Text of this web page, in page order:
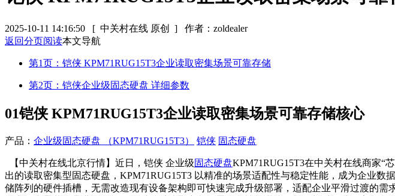
2025-10-11 14:16:50 [ 中关村在线 原创 ]
作者：zoldealer
返回分页阅读本文导航
第1页：铠侠 KPM71RUG15T3企业读取密集场景可靠存储
第2页：铠侠企业级固态硬盘 详细参数
01铠侠 KPM71RUG15T3企业读取密集场景可靠存储核心
产品： 企业级固态硬盘 （KPM71RUG15T3） 铠侠 固态硬盘
【中关村在线北京行情】近日，铠侠 企业级固态硬盘KPM71RUG15T3在中关村在线商家“
出的读取密集型固态硬盘，KPM71RUG15T3 以精准的场景适配性与稳定性能，成为企业
储阵列的硬件插槽，无需改造现有设备架构即可快速完成升级部署，适配企业平滑过渡的需